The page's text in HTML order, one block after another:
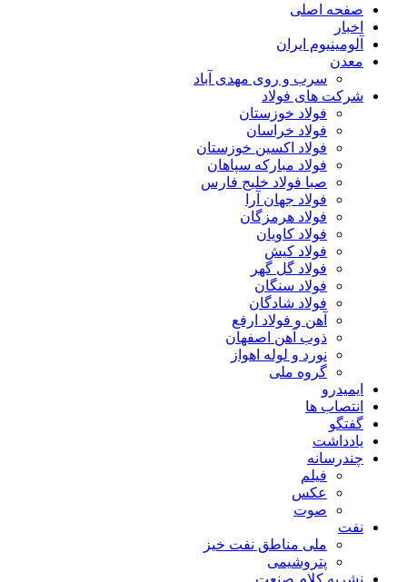
صفحه اصلی
اخبار
آلومینیوم ایران
معدن
سرب و روی مهدی آباد
شرکت های فولاد
فولاد خوزستان
فولاد خراسان
فولاد اکسین خوزستان
فولاد مبارکه سپاهان
صبا فولاد خلیج فارس
فولاد جهان آرا
فولاد هرمزگان
فولاد کاویان
فولاد کیش
فولاد گل گهر
فولاد سنگان
فولاد شادگان
آهن و فولاد ارفع
ذوب آهن اصفهان
نورد و لوله اهواز
گروه ملی
ایمیدرو
انتصاب ها
گفتگو
یادداشت
چندرسانه
فیلم
عکس
صوت
نفت
ملی مناطق نفت خیز
پتروشیمی
نشریه کلام صنعت